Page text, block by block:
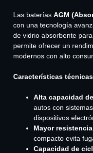
Las baterías AGM
con una tecnología
de vidrio absorbente
permite ofrecer un
modernos con alto
Características
Alta capacidad
autos con
dispositivos
Mayor
compacto evita
Capacidad de